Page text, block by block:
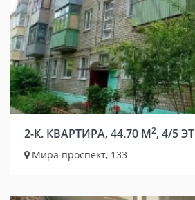
2-К. КВАРТИРА, 44.70 М2, 4/5 ЭТ
Мира проспект, 133